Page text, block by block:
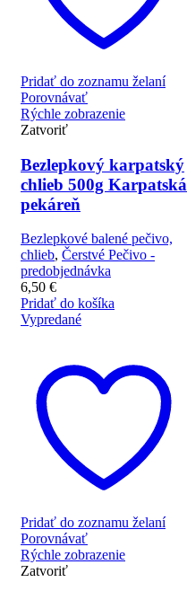
Pridať do zoznamu želaní
Porovnávať
Rýchle zobrazenie
Zatvoriť
Bezlepkový karpatský
chlieb 500g Karpatská
pekáreň
Bezlepkové balené pečivo,
chlieb, Čerstvé Pečivo -
predobjednávka
6,50 €
Pridať do košíka
Vypredané
Pridať do zoznamu želaní
Porovnávať
Rýchle zobrazenie
Zatvoriť